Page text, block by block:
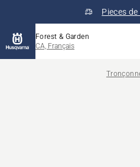
Pieces
Forest & Garden
CA, Français